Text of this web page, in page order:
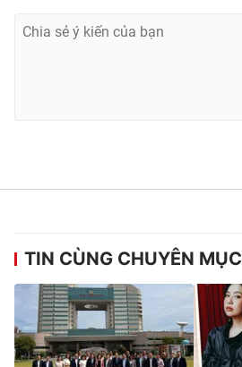
TIN CÙNG CHUYÊN MỤC